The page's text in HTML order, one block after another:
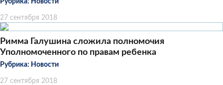
Рубрика: Новости
27 сентября 2018
Римма Галушина сложила полномочия
Уполномоченного по правам ребенка
Рубрика: Новости
27 сентября 2018